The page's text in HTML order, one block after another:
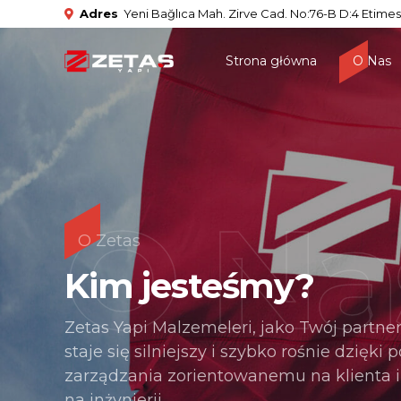
Adres Yeni Bağlıca Mah. Zirve Cad. No:76-B D:4
Strona główna О Nas
O Zetas
Kim jesteśmy?
O
Zetas Yapi Malzemeleri, jako Twój
staje się silniejszy i szybko rośnie dzięki
zarządzania zorientowanemu na klienta
0